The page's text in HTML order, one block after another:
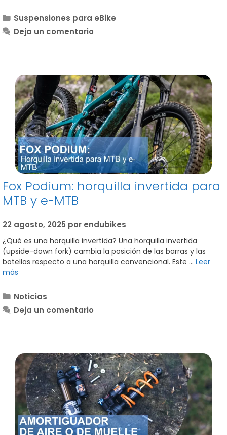
Categorías
Suspensiones para eBike
Deja un comentario
Fox Podium: horquilla invertida para
MTB y e-MTB
22 agosto, 2025 por endubikes
¿Qué es una horquilla invertida? Una horquilla invertida
(upside-down fork) cambia la posición de las barras y las
botellas respecto a una horquilla convencional. Este … Leer
más
Categorías
Noticias
Deja un comentario